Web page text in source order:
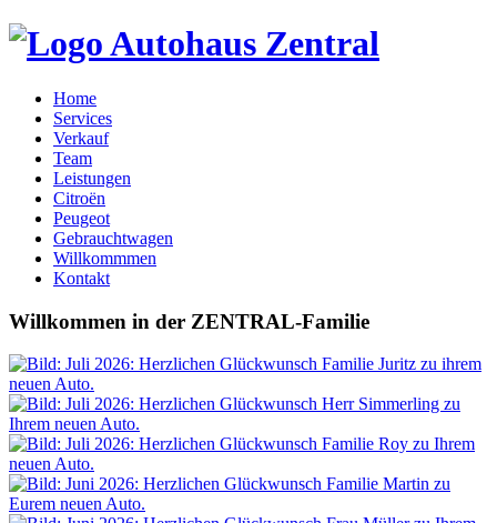
Home
Services
Verkauf
Team
Leistungen
Citroën
Peugeot
Gebrauchtwagen
Willkommmen
Kontakt
Willkommen in der ZENTRAL-Familie